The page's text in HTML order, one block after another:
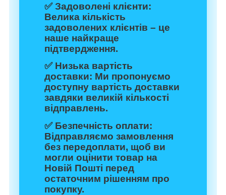
✅Задоволені клієнти:
Велика кількість
задоволених клієнтів – це
наше найкраще
підтвердження.
✅ Низька вартість
доставки: Ми пропонуємо
доступну вартість доставки
завдяки великій кількості
відправлень.
✅ Безпечність оплати:
Відправляємо замовлення
без передоплати, щоб ви
могли оцінити товар на
Новій Пошті перед
остаточним рішенням про
покупку.